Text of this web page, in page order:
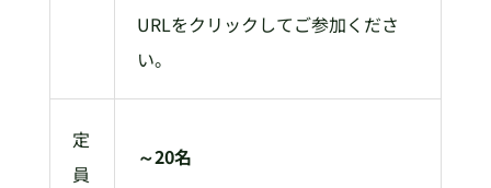
URLをクリックしてご参加くださ
い。
定
員
～20名